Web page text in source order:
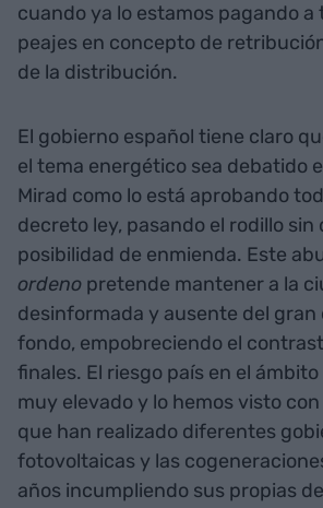
cuando ya lo estamos pagando a
peajes en concepto de
de la distribución.
El gobierno español tiene claro
el tema energético sea debatido
Mirad como lo está aprobando
decreto ley, pasando el rodillo sin
posibilidad de enmienda. Este
ordeno pretende mantener a la
desinformada y ausente del gran
fondo, empobreciendo el
finales. El riesgo país en el
muy elevado y lo hemos visto
que han realizado diferentes
fotovoltaicas y las
años incumpliendo sus propias